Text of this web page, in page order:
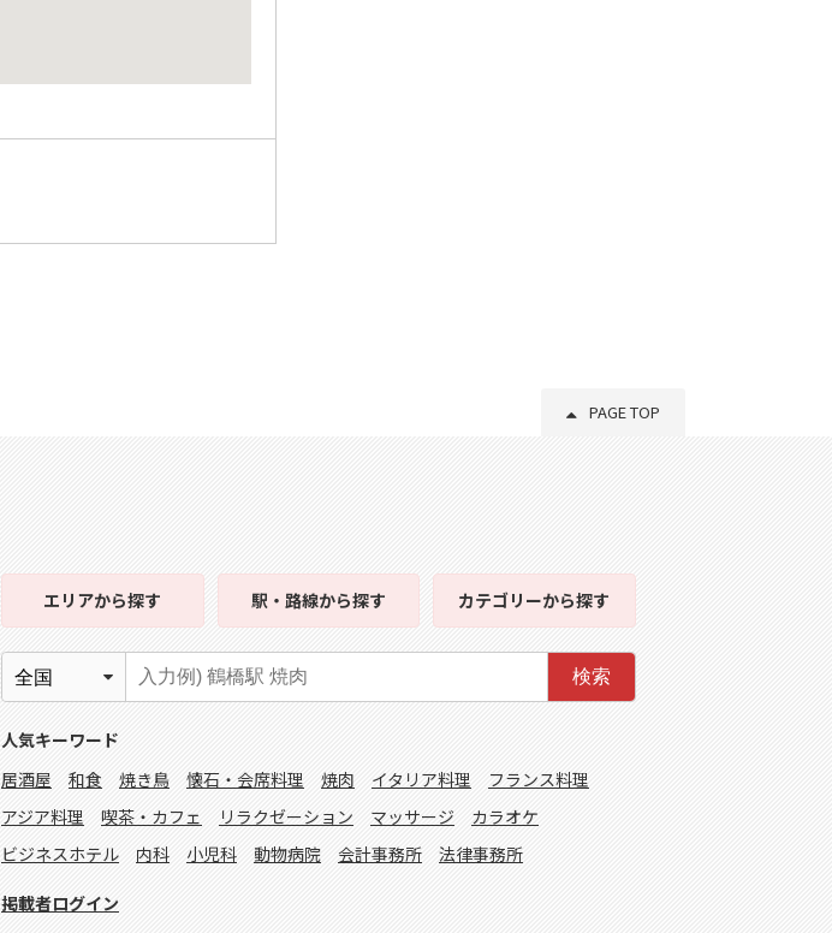
PAGE TOP
エリアから探す 駅・路線から探す カテゴリーから探す
検索
人気キーワード
居酒屋
和食 焼き鳥 懐石・会席料理 焼肉 イタリア料理
フランス料理
アジア料理
喫茶・カフェ リラクゼーション マッサージ
カラオケ
ビジネスホテル
内科 小児科 動物病院 会計事務所 法律事務所
掲載者ログイン